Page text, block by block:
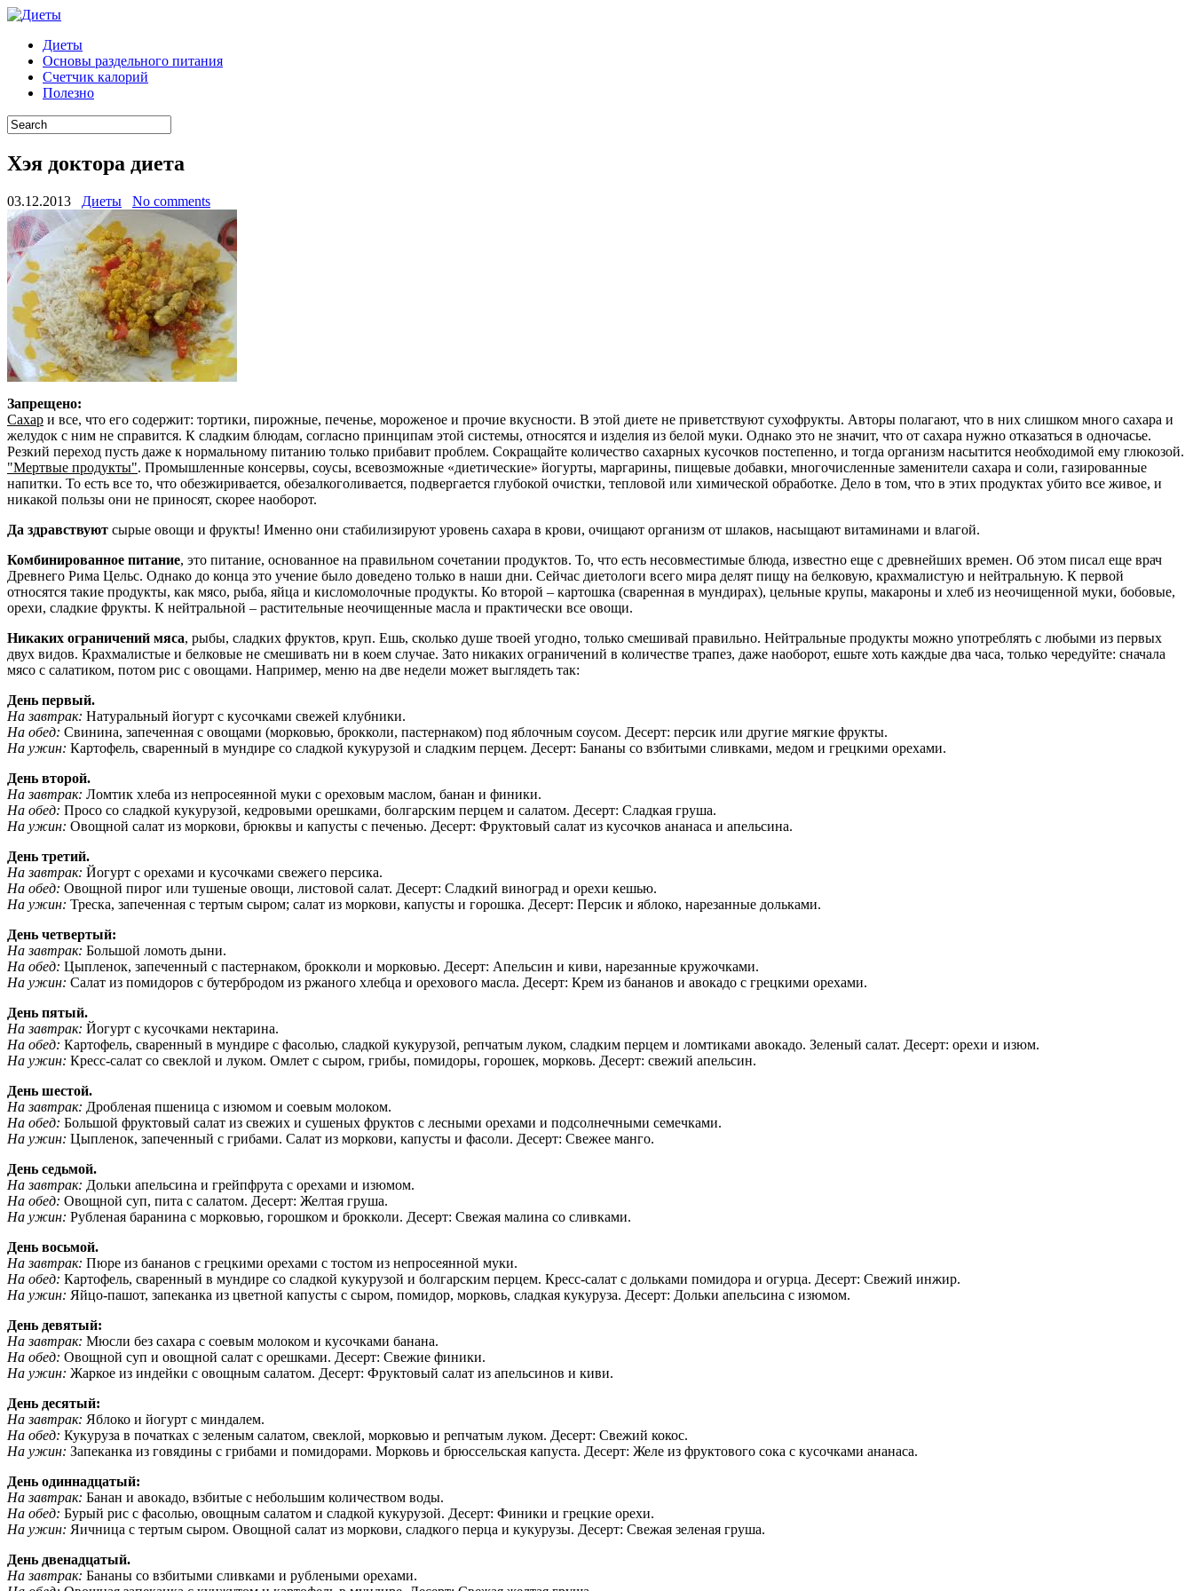
Диеты
Основы раздельного питания
Счетчик калорий
Полезно
Хэя доктора диета
03.12.2013 Диеты No comments
Запрещено:
Сахар и все, что его содержит: тортики, пирожные, печенье, мороженое и прочие вкусности. В этой диете не приветствуют сухофрукты. Авторы полагают, что в них слишком много сахара и
желудок с ним не справится. К сладким блюдам, согласно принципам этой системы, относятся и изделия из белой муки. Однако это не значит, что от сахара нужно отказаться в одночасье.
Резкий переход пусть даже к нормальному питанию только прибавит проблем. Сокращайте количество сахарных кусочков постепенно, и тогда организм насытится необходимой ему глюкозой.
"Мертвые продукты". Промышленные консервы, соусы, всевозможные «диетические» йогурты, маргарины, пищевые добавки, многочисленные заменители сахара и соли, газированные
напитки. То есть все то, что обезжиривается, обезалкоголивается, подвергается глубокой очистки, тепловой или химической обработке. Дело в том, что в этих продуктах убито все живое, и
никакой пользы они не приносят, скорее наоборот.
Да здравствуют сырые овощи и фрукты! Именно они стабилизируют уровень сахара в крови, очищают организм от шлаков, насыщают витаминами и влагой.
Комбинированное питание, это питание, основанное на правильном сочетании продуктов. То, что есть несовместимые блюда, известно еще с древнейших времен. Об этом писал еще врач
Древнего Рима Цельс. Однако до конца это учение было доведено только в наши дни. Сейчас диетологи всего мира делят пищу на белковую, крахмалистую и нейтральную. К первой
относятся такие продукты, как мясо, рыба, яйца и кисломолочные продукты. Ко второй – картошка (сваренная в мундирах), цельные крупы, макароны и хлеб из неочищенной муки, бобовые,
орехи, сладкие фрукты. К нейтральной – растительные неочищенные масла и практически все овощи.
Никаких ограничений мяса, рыбы, сладких фруктов, круп. Ешь, сколько душе твоей угодно, только смешивай правильно. Нейтральные продукты можно употреблять с любыми из первых
двух видов. Крахмалистые и белковые не смешивать ни в коем случае. Зато никаких ограничений в количестве трапез, даже наоборот, ешьте хоть каждые два часа, только чередуйте: сначала
мясо с салатиком, потом рис с овощами. Например, меню на две недели может выглядеть так:
День первый.
На завтрак: Натуральный йогурт с кусочками свежей клубники.
На обед: Свинина, запеченная с овощами (морковью, брокколи, пастернаком) под яблочным соусом. Десерт: персик или другие мягкие фрукты.
На ужин: Картофель, сваренный в мундире со сладкой кукурузой и сладким перцем. Десерт: Бананы со взбитыми сливками, медом и грецкими орехами.
День второй.
На завтрак: Ломтик хлеба из непросеянной муки с ореховым маслом, банан и финики.
На обед: Просо со сладкой кукурузой, кедровыми орешками, болгарским перцем и салатом. Десерт: Сладкая груша.
На ужин: Овощной салат из моркови, брюквы и капусты с печенью. Десерт: Фруктовый салат из кусочков ананаса и апельсина.
День третий.
На завтрак: Йогурт с орехами и кусочками свежего персика.
На обед: Овощной пирог или тушеные овощи, листовой салат. Десерт: Сладкий виноград и орехи кешью.
На ужин: Треска, запеченная с тертым сыром; салат из моркови, капусты и горошка. Десерт: Персик и яблоко, нарезанные дольками.
День четвертый:
На завтрак: Большой ломоть дыни.
На обед: Цыпленок, запеченный с пастернаком, брокколи и морковью. Десерт: Апельсин и киви, нарезанные кружочками.
На ужин: Салат из помидоров с бутербродом из ржаного хлебца и орехового масла. Десерт: Крем из бананов и авокадо с грецкими орехами.
День пятый.
На завтрак: Йогурт с кусочками нектарина.
На обед: Картофель, сваренный в мундире с фасолью, сладкой кукурузой, репчатым луком, сладким перцем и ломтиками авокадо. Зеленый салат. Десерт: орехи и изюм.
На ужин: Кресс-салат со свеклой и луком. Омлет с сыром, грибы, помидоры, горошек, морковь. Десерт: свежий апельсин.
День шестой.
На завтрак: Дробленая пшеница с изюмом и соевым молоком.
На обед: Большой фруктовый салат из свежих и сушеных фруктов с лесными орехами и подсолнечными семечками.
На ужин: Цыпленок, запеченный с грибами. Салат из моркови, капусты и фасоли. Десерт: Свежее манго.
День седьмой.
На завтрак: Дольки апельсина и грейпфрута с орехами и изюмом.
На обед: Овощной суп, пита с салатом. Десерт: Желтая груша.
На ужин: Рубленая баранина с морковью, горошком и брокколи. Десерт: Свежая малина со сливками.
День восьмой.
На завтрак: Пюре из бананов с грецкими орехами с тостом из непросеянной муки.
На обед: Картофель, сваренный в мундире со сладкой кукурузой и болгарским перцем. Кресс-салат с дольками помидора и огурца. Десерт: Свежий инжир.
На ужин: Яйцо-пашот, запеканка из цветной капусты с сыром, помидор, морковь, сладкая кукуруза. Десерт: Дольки апельсина с изюмом.
День девятый:
На завтрак: Мюсли без сахара с соевым молоком и кусочками банана.
На обед: Овощной суп и овощной салат с орешками. Десерт: Свежие финики.
На ужин: Жаркое из индейки с овощным салатом. Десерт: Фруктовый салат из апельсинов и киви.
День десятый:
На завтрак: Яблоко и йогурт с миндалем.
На обед: Кукуруза в початках с зеленым салатом, свеклой, морковью и репчатым луком. Десерт: Свежий кокос.
На ужин: Запеканка из говядины с грибами и помидорами. Морковь и брюссельская капуста. Десерт: Желе из фруктового сока с кусочками ананаса.
День одиннадцатый:
На завтрак: Банан и авокадо, взбитые с небольшим количеством воды.
На обед: Бурый рис с фасолью, овощным салатом и сладкой кукурузой. Десерт: Финики и грецкие орехи.
На ужин: Яичница с тертым сыром. Овощной салат из моркови, сладкого перца и кукурузы. Десерт: Свежая зеленая груша.
День двенадцатый.
На завтрак: Бананы со взбитыми сливками и рублеными орехами.